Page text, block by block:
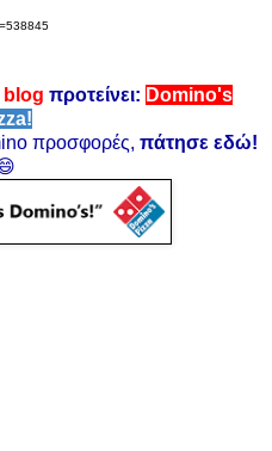
blog προτείνει: Domino's
προσφορές, πάτησε εδώ!